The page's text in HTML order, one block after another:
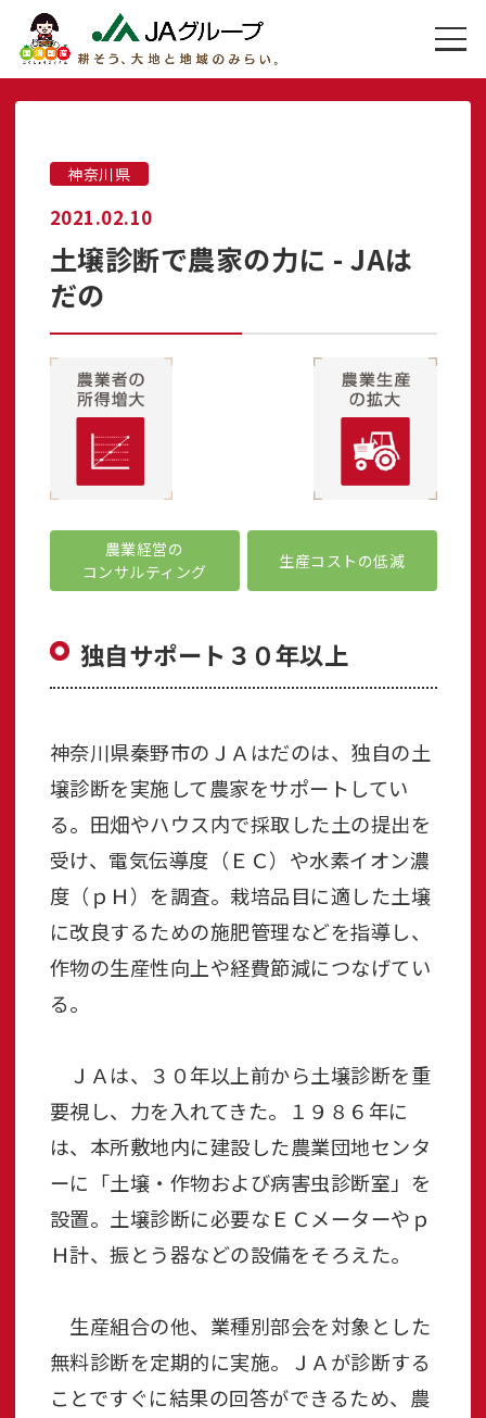
神奈川県
2021.02.10
土壌診断で農家の力に - JAは
だの
農業経営の
コンサルティング
生産コストの低減
独自サポート３０年以上
神奈川県秦野市のＪＡはだのは、独自の土
壌診断を実施して農家をサポートしてい
る。田畑やハウス内で採取した土の提出を
受け、電気伝導度（ＥＣ）や水素イオン濃
度（ｐＨ）を調査。栽培品目に適した土壌
に改良するための施肥管理などを指導し、
作物の生産性向上や経費節減につなげてい
る。
ＪＡは、３０年以上前から土壌診断を重
要視し、力を入れてきた。１９８６年に
は、本所敷地内に建設した農業団地センタ
ーに「土壌・作物および病害虫診断室」を
設置。土壌診断に必要なＥＣメーターやｐ
Ｈ計、振とう器などの設備をそろえた。
生産組合の他、業種別部会を対象とした
無料診断を定期的に実施。ＪＡが診断する
ことですぐに結果の回答ができるため、農